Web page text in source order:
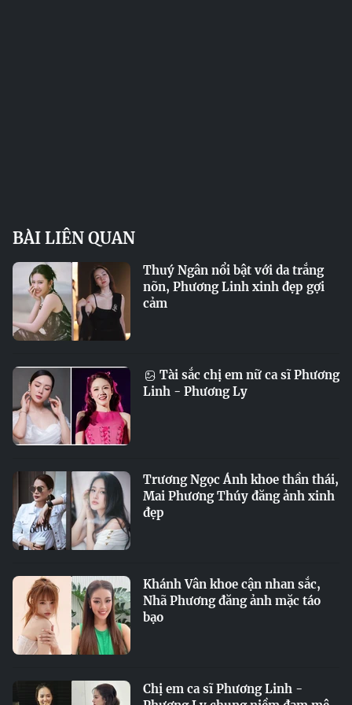
BÀI LIÊN QUAN
Thuý Ngân nổi bật với da trắng
nõn, Phương Linh xinh đẹp gợi
cảm
Tài sắc chị em nữ ca sĩ Phương
Linh - Phương Ly
Trương Ngọc Ánh khoe thần thái,
Mai Phương Thúy đăng ảnh xinh
đẹp
Khánh Vân khoe cận nhan sắc,
Nhã Phương đăng ảnh mặc táo
bạo
Chị em ca sĩ Phương Linh -